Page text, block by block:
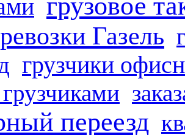
Газель
грузчики
переезд